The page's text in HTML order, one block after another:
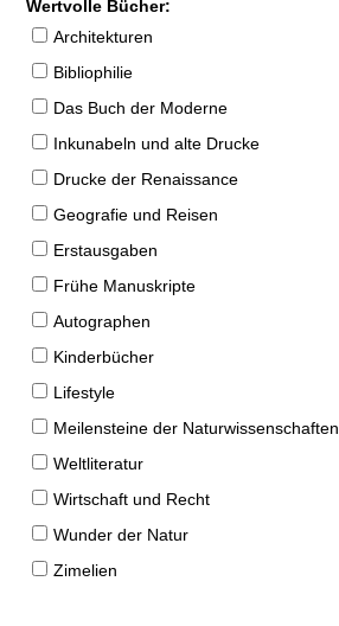
Wertvolle Bücher:
Architekturen
Bibliophilie
Das Buch der Moderne
Inkunabeln und alte Drucke
Drucke der Renaissance
Geografie und Reisen
Erstausgaben
Frühe Manuskripte
Autographen
Kinderbücher
Lifestyle
Meilensteine der Naturwissenschaften
Weltliteratur
Wirtschaft und Recht
Wunder der Natur
Zimelien